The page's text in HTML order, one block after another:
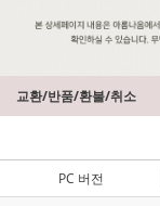
교환/반품/환불/취소
PC 버전